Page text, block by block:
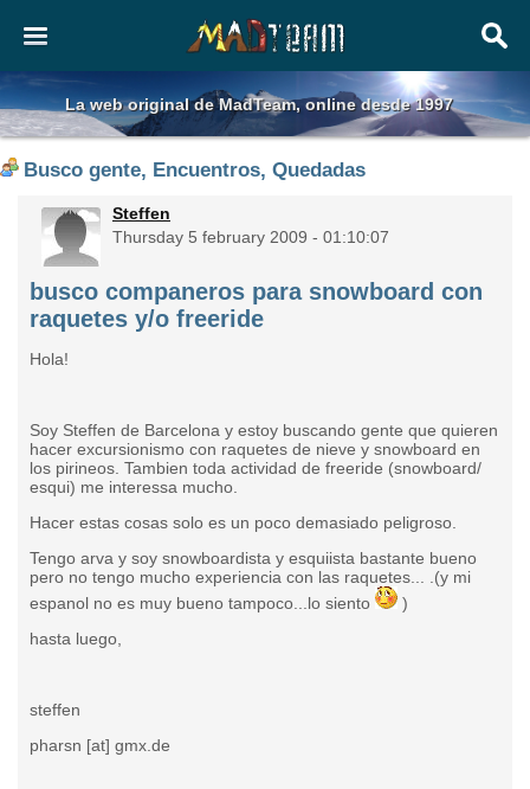
La web original de MadTeam, online desde 1997
Busco gente, Encuentros, Quedadas
Steffen
Thursday 5 february 2009 - 01:10:07
busco companeros para snowboard con
raquetes y/o freeride
Hola!
Soy Steffen de Barcelona y estoy buscando gente que quieren
hacer excursionismo con raquetes de nieve y snowboard en
los pirineos. Tambien toda actividad de freeride (snowboard/
esqui) me interessa mucho.
Hacer estas cosas solo es un poco demasiado peligroso.
Tengo arva y soy snowboardista y esquiista bastante bueno
pero no tengo mucho experiencia con las raquetes... .(y mi
espanol no es muy bueno tampoco...lo siento
)
hasta luego,
steffen
pharsn [at] gmx.de